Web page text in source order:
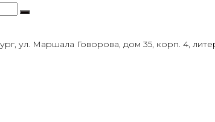
ул. Маршала Говорова, дом 35, корп. 4,